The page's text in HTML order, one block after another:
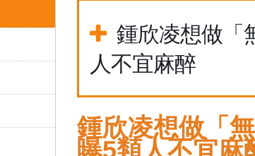
鍾欣凌想做
人不宜麻醉
鍾欣凌想做「
曝5類人不宜麻